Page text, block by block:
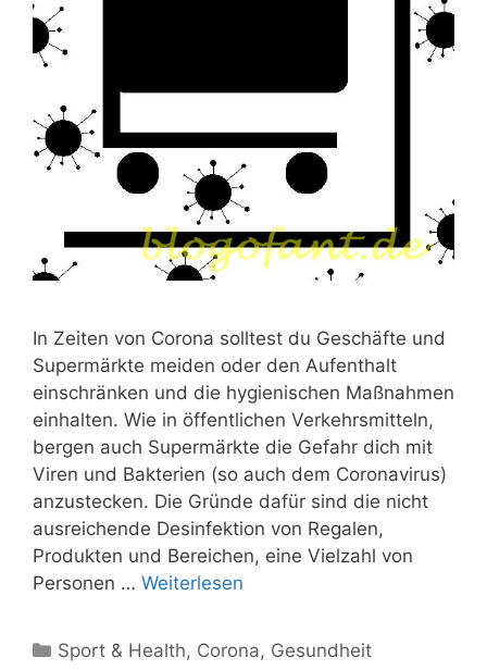
In Zeiten von Corona solltest du Geschäfte und
Supermärkte meiden oder den Aufenthalt
einschränken und die hygienischen Maßnahmen
einhalten. Wie in öffentlichen Verkehrsmitteln,
bergen auch Supermärkte die Gefahr dich mit
Viren und Bakterien (so auch dem Coronavirus)
anzustecken. Die Gründe dafür sind die nicht
ausreichende Desinfektion von Regalen,
Produkten und Bereichen, eine Vielzahl von
Personen … Weiterlesen
Kategorien
Sport & Health, Corona, Gesundheit